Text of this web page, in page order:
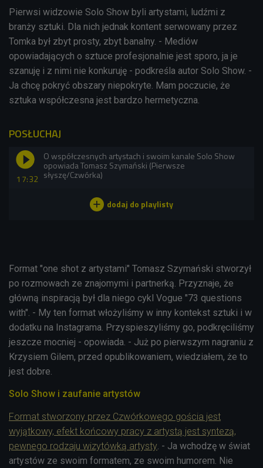
Pierwsi widzowie Solo Show byli artystami, ludźmi z
branży sztuki. Dla nich jednak kontent serwowany przez
Tomka był zbyt prosty, zbyt banalny. - Mediów
opowiadających o sztuce profesjonalnie jest sporo, ja je
szanuję i z nimi nie konkuruję - podkreśla autor Solo Show. -
Ja chcę pokryć obszary niepokryte. Mam poczucie, że
sztuka współczesna jest bardzo hermetyczna.
POSŁUCHAJ
17:32
O współczesnych artystach i swoim kanale Solo Show
opowiada Tomasz Szymański (Pierwsze
słyszę/Czwórka)
Format "one shot z artystami" Tomasz Szymański stworzył
po rozmowach ze znajomymi i partnerką. Przyznaje, że
główną inspiracją był dla niego cykl Vogue "73 questions
with". - My ten format włożyliśmy w inny kontekst sztuki i w
dodatku na Instagrama. Przyspieszyliśmy go, podkręciliśmy
jeszcze mocniej - opowiada. - Już po pierwszym nagraniu z
Krzysiem Gilem, przed opublikowaniem, wiedziałem, że to
jest dobre.
Solo Show i zaufanie artystów
Format stworzony przez Czwórkowego gościa jest
wyjątkowy, efekt końcowy pracy z artystą jest syntezą,
pewnego rodzaju wizytówką artysty. - Ja wchodzę w świat
artystów ze swoim formatem, ze swoim humorem. Nie